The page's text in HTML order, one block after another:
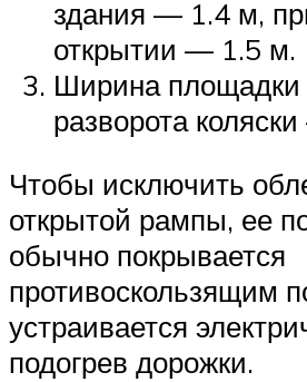
здания — 1.4 м,
открытии — 1.5 м.
Ширина площадки
разворота
Чтобы исключить
открытой рампы, ее
обычно покрывается
противоскользящим
устраивается
подогрев дорожки.